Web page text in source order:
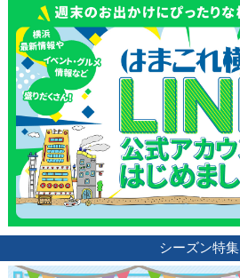
シーズン特集